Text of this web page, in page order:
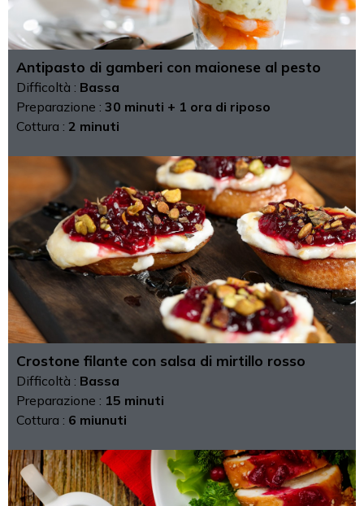
Antipasto di gamberi con maionese al pesto
Difficoltà : Bassa
Preparazione : 30 minuti + 1 ora di riposo
Cottura : 2 minuti
Crostone filante con salsa di mirtillo rosso
Difficoltà : Bassa
Preparazione : 15 minuti
Cottura : 6 miunuti